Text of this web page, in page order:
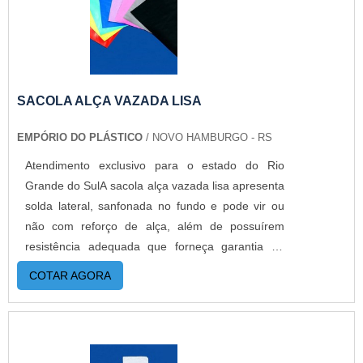
SACOLA ALÇA VAZADA LISA
EMPÓRIO DO PLÁSTICO / NOVO HAMBURGO - RS
Atendimento exclusivo para o estado do Rio
Grande do SulA sacola alça vazada lisa apresenta
solda lateral, sanfonada no fundo e pode vir ou
não com reforço de alça, além de possuírem
resistência adequada que forneça garantia da
integridade total do produto a ser transportado
por ela. É popularmente conhecida como sacola
boca de palhaço ou sacola boca triste.DETALHES
sacola alça vazada pode ser confeccionado com
COTAR AGORA